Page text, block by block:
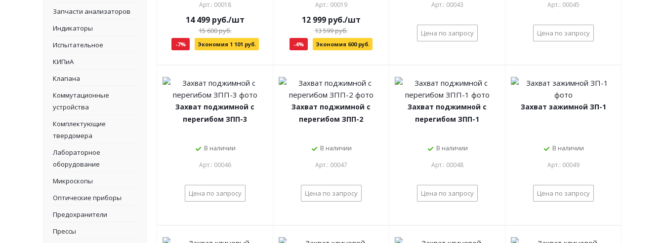
Запчасти анализаторов
Индикаторы
Испытательное
КИПиА
Клапана
Коммутационные
устройства
Комплектующие
твердомера
Лабораторное
оборудование
Микроскопы
Оптические приборы
Предохранители
Прессы
Арт.: 00018
14 499 руб./шт
15 600 руб.
-7% Экономия 1 101 руб.
Арт.: 00019
12 999 руб./шт
13 599 руб.
-4% Экономия 600 руб.
Арт.: 00043
Цена по запросу
Арт.: 00045
Цена по запросу
Захват поджимной с
перегибом ЗПП-3
В наличии
Арт.: 00046
Цена по запросу
Захват поджимной с
перегибом ЗПП-2
В наличии
Арт.: 00047
Цена по запросу
Захват поджимной с
перегибом ЗПП-1
В наличии
Арт.: 00048
Цена по запросу
Захват зажимной ЗП-1
В наличии
Арт.: 00049
Цена по запросу